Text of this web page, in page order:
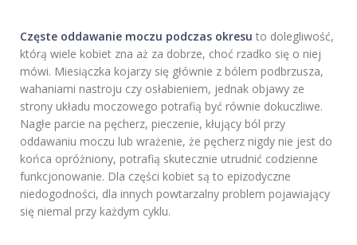
Częste oddawanie moczu podczas okresu to dolegliwość,
którą wiele kobiet zna aż za dobrze, choć rzadko się o niej
mówi. Miesiączka kojarzy się głównie z bólem podbrzusza,
wahaniami nastroju czy osłabieniem, jednak objawy ze
strony układu moczowego potrafią być równie dokuczliwe.
Nagłe parcie na pęcherz, pieczenie, kłujący ból przy
oddawaniu moczu lub wrażenie, że pęcherz nigdy nie jest do
końca opróżniony, potrafią skutecznie utrudnić codzienne
funkcjonowanie. Dla części kobiet są to epizodyczne
niedogodności, dla innych powtarzalny problem pojawiający
się niemal przy każdym cyklu.